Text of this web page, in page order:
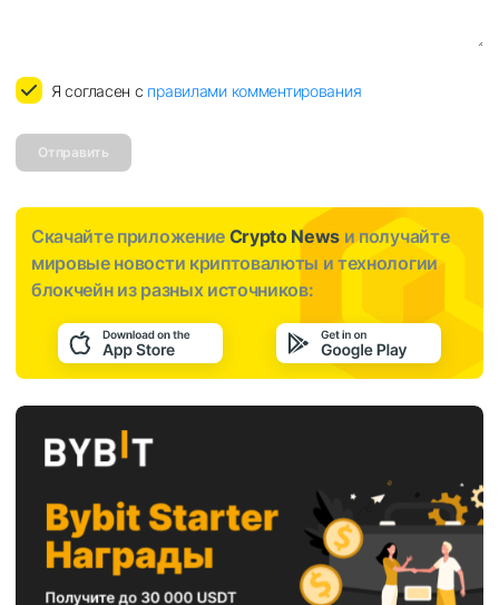
Я согласен с правилами комментирования
Отправить
Скачайте приложение Crypto News и получайте
мировые новости криптовалюты и технологии
блокчейн из разных источников: